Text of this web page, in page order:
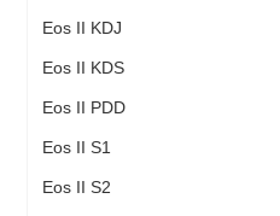
Eos II KDJ
Eos II KDS
Eos II PDD
Eos II S1
Eos II S2